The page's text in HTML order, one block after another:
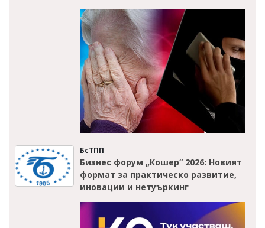
БсТПП
Бизнес форум „Кошер“ 2026: Новият
формат за практическо развитие,
иновации и нетуъркинг